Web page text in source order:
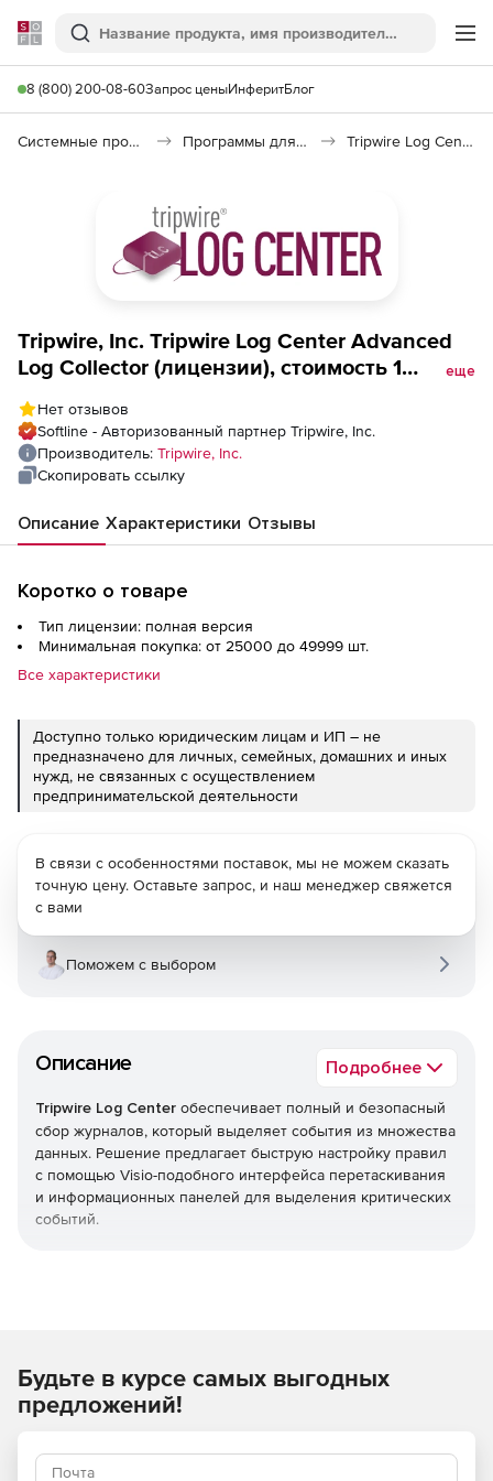
Softline
Поиск
8 (800) 200-08-60Запрос ценыИнферитБлог
Системные программы Программы для настройки системы Tripwire Log Center
Tripwire, Inc. Tripwire Log Center Advanced
Log Collector (лицензии), стоимость 1
еще
Нет отзывов
Softline - Авторизованный партнер Tripwire, Inc.
Производитель: Tripwire, Inc.
Скопировать ссылку
Описание Характеристики Отзывы
Коротко о товаре
Тип лицензии: полная версия
Минимальная покупка: от 25000 до 49999 шт.
Все характеристики
Доступно только юридическим лицам и ИП – не
предназначено для личных, семейных, домашних и иных
нужд, не связанных с осуществлением
предпринимательской деятельности
Описание Подробнее
Tripwire Log Center обеспечивает полный и безопасный
сбор журналов, который выделяет события из множества
данных. Решение предлагает быструю настройку правил
с помощью Visio-подобного интерфейса перетаскивания
и информационных панелей для выделения критических
событий.
Tripwire Enterprise и Tripwire IP360 для обнаружения и
реагирования на аномалии и подозрительные действия.
требованиям для сбора и хранения журналов, сохранять
В связи с особенностями поставок, мы не можем сказать
точную цену. Оставьте запрос, и наш менеджер свяжется
с вами
Поможем с выбором
Будьте в курсе самых выгодных
предложений!